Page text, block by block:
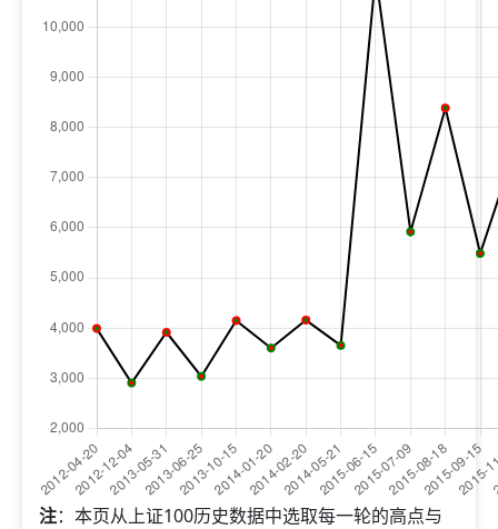
注：本页从上证100历史数据中选取每一轮的高点与